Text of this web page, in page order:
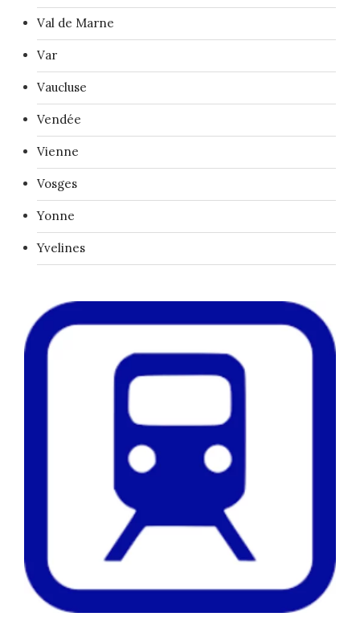
Val de Marne
Var
Vaucluse
Vendée
Vienne
Vosges
Yonne
Yvelines